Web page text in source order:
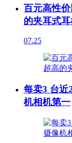
百元高性
的夹耳式
07.25
每卖3 台近
机相机第一